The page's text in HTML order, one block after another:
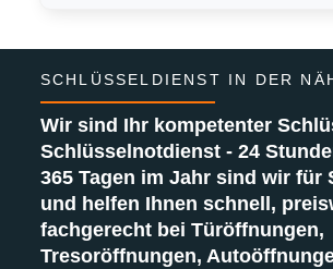
SCHLÜSSELDIENST IN DER
Wir sind Ihr kompetenter
Schlüsselnotdienst - 24
365 Tagen im Jahr sind wir für
und helfen Ihnen schnell,
fachgerecht bei Türöffnungen,
Tresoröffnungen,